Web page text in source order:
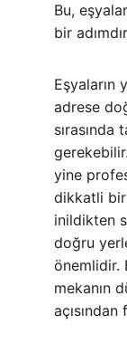
Bu,
bir
Eşyaların
adrese
yine
dikkatli bir
inildikten
doğru
önemlidir.
mekanın
açısından